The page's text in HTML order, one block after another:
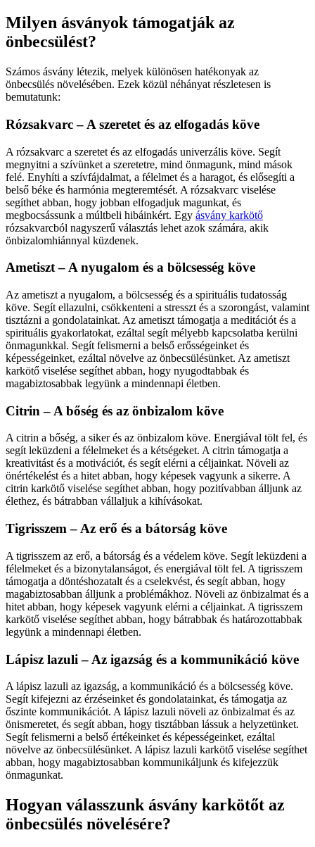
Milyen ásványok támogatják az
önbecsülést?
Számos ásvány létezik, melyek különösen hatékonyak az
önbecsülés növelésében. Ezek közül néhányat részletesen is
bemutatunk:
Rózsakvarc – A szeretet és az elfogadás köve
A rózsakvarc a szeretet és az elfogadás univerzális köve. Segít
megnyitni a szívünket a szeretetre, mind önmagunk, mind mások
felé. Enyhíti a szívfájdalmat, a félelmet és a haragot, és elősegíti a
belső béke és harmónia megteremtését. A rózsakvarc viselése
segíthet abban, hogy jobban elfogadjuk magunkat, és
megbocsássunk a múltbeli hibáinkért. Egy ásvány karkötő
rózsakvarcból nagyszerű választás lehet azok számára, akik
önbizalomhiánnyal küzdenek.
Ametiszt – A nyugalom és a bölcsesség köve
Az ametiszt a nyugalom, a bölcsesség és a spirituális tudatosság
köve. Segít ellazulni, csökkenteni a stresszt és a szorongást, valamint
tisztázni a gondolatainkat. Az ametiszt támogatja a meditációt és a
spirituális gyakorlatokat, ezáltal segít mélyebb kapcsolatba kerülni
önmagunkkal. Segít felismerni a belső erősségeinket és
képességeinket, ezáltal növelve az önbecsülésünket. Az ametiszt
karkötő viselése segíthet abban, hogy nyugodtabbak és
magabiztosabbak legyünk a mindennapi életben.
Citrin – A bőség és az önbizalom köve
A citrin a bőség, a siker és az önbizalom köve. Energiával tölt fel, és
segít leküzdeni a félelmeket és a kétségeket. A citrin támogatja a
kreativitást és a motivációt, és segít elérni a céljainkat. Növeli az
önértékelést és a hitet abban, hogy képesek vagyunk a sikerre. A
citrin karkötő viselése segíthet abban, hogy pozitívabban álljunk az
élethez, és bátrabban vállaljuk a kihívásokat.
Tigrisszem – Az erő és a bátorság köve
A tigrisszem az erő, a bátorság és a védelem köve. Segít leküzdeni a
félelmeket és a bizonytalanságot, és energiával tölt fel. A tigrisszem
támogatja a döntéshozatalt és a cselekvést, és segít abban, hogy
magabiztosabban álljunk a problémákhoz. Növeli az önbizalmat és a
hitet abban, hogy képesek vagyunk elérni a céljainkat. A tigrisszem
karkötő viselése segíthet abban, hogy bátrabbak és határozottabbak
legyünk a mindennapi életben.
Lápisz lazuli – Az igazság és a kommunikáció köve
A lápisz lazuli az igazság, a kommunikáció és a bölcsesség köve.
Segít kifejezni az érzéseinket és gondolatainkat, és támogatja az
őszinte kommunikációt. A lápisz lazuli növeli az önbizalmat és az
önismeretet, és segít abban, hogy tisztábban lássuk a helyzetünket.
Segít felismerni a belső értékeinket és képességeinket, ezáltal
növelve az önbecsülésünket. A lápisz lazuli karkötő viselése segíthet
abban, hogy magabiztosabban kommunikáljunk és kifejezzük
önmagunkat.
Hogyan válasszunk ásvány karkötőt az
önbecsülés növelésére?